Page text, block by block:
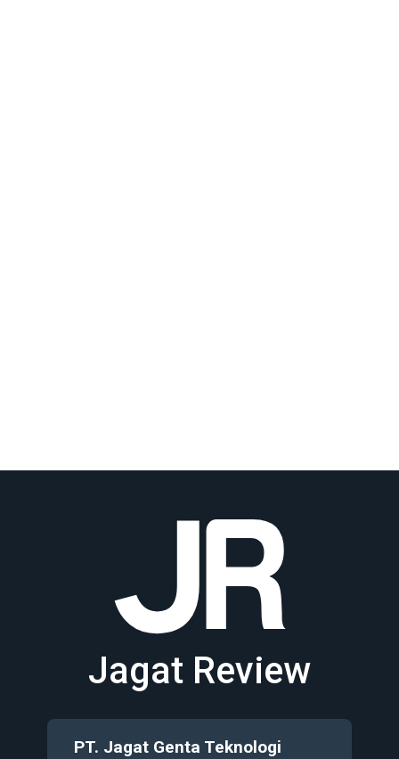
Jagat Review
PT. Jagat Genta Teknologi